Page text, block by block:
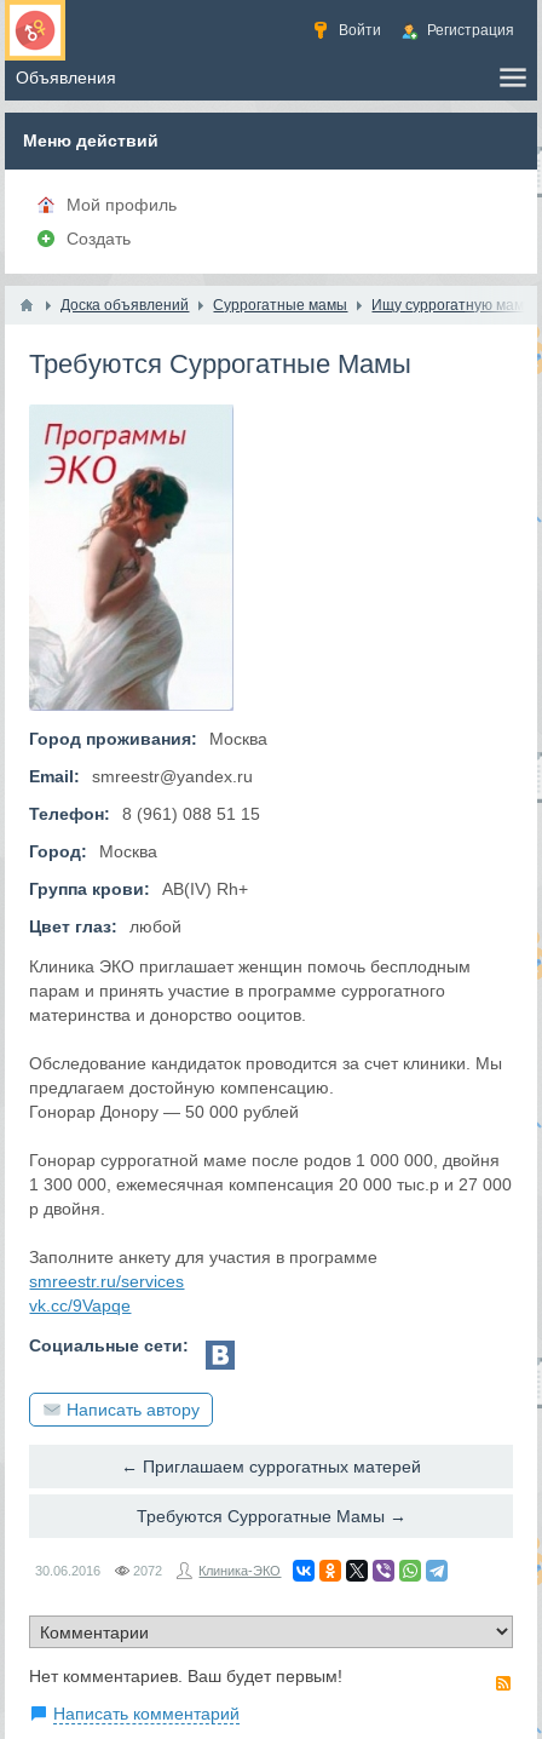
Войти Регистрация
Меню действий
Мой профиль
Создать
Доска объявлений Суррогатные мамы Ищу суррогатную маму
Требуются Суррогатные Мамы
Город проживания:
Москва
Email:
smreestr@yandex.ru
Телефон:
8 (961) 088 51 15
Город:
Москва
Группа крови:
AB(IV) Rh+
Цвет глаз:
любой
Клиника ЭКО приглашает женщин помочь бесплодным
парам и принять участие в программе суррогатного
материнства и донорство ооцитов.
Обследование кандидаток проводится за счет клиники. Мы
предлагаем достойную компенсацию.
Гонорар Донору — 50 000 рублей
Гонорар суррогатной маме после родов 1 000 000, двойня
1 300 000, ежемесячная компенсация 20 000 тыс.р и 27 000
р двойня.
Заполните анкету для участия в программе
smreestr.ru/services
vk.cc/9Vapqe
Социальные сети:
Написать автору
← Приглашаем суррогатных матерей
Требуются Суррогатные Мамы →
30.06.2016 2072 Клиника-ЭКО
Нет комментариев. Ваш будет первым!
Написать комментарий